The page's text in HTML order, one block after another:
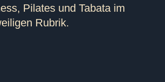
Pilates und Tabata im
Rubrik.